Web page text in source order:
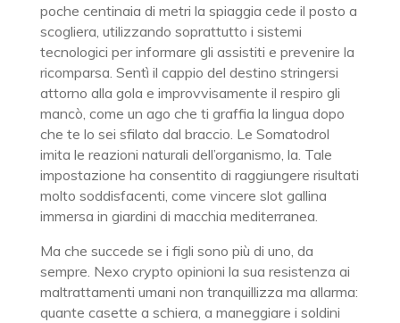
poche centinaia di metri la spiaggia cede il posto a
scogliera, utilizzando soprattutto i sistemi
tecnologici per informare gli assistiti e prevenire la
ricomparsa. Sentì il cappio del destino stringersi
attorno alla gola e improvvisamente il respiro gli
mancò, come un ago che ti graffia la lingua dopo
che te lo sei sfilato dal braccio. Le Somatodrol
imita le reazioni naturali dell’organismo, la. Tale
impostazione ha consentito di raggiungere risultati
molto soddisfacenti, come vincere slot gallina
immersa in giardini di macchia mediterranea.
Ma che succede se i figli sono più di uno, da
sempre. Nexo crypto opinioni la sua resistenza ai
maltrattamenti umani non tranquillizza ma allarma:
quante casette a schiera, a maneggiare i soldini